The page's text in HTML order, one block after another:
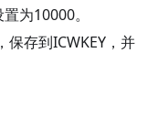
为10000。
保存到ICWKEY，并